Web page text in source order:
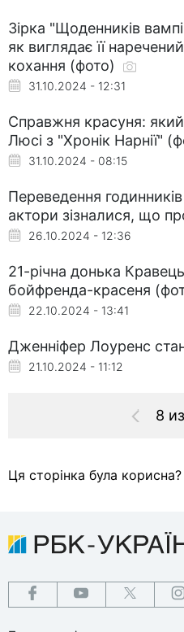
Зірка "Щоденників
як виглядає її наречений
кохання (фото)
31.10.2024 - 12:31
Справжня красуня:
Люсі з "Хронік Нарнії"
31.10.2024 - 08:15
Переведення годинників
актори зізналися, що
26.10.2024 - 12:36
21-річна донька
бойфренда-красеня
22.10.2024 - 13:41
Дженніфер Лоуренс
21.10.2024 - 11:12
8
Ця сторінка була корисна?